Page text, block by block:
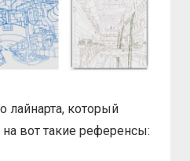
лайнарта, который
на вот такие референсы: